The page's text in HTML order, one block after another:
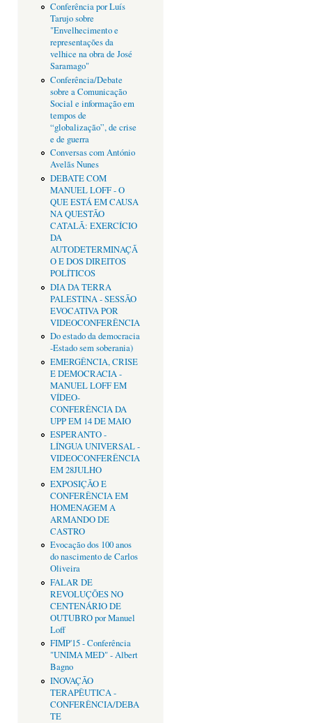
Conferência por Luís
Tarujo sobre
"Envelhecimento e
representações da
velhice na obra de José
Saramago"
Conferência/Debate
sobre a Comunicação
Social e informação em
tempos de
“globalização”, de crise
e de guerra
Conversas com António
Avelãs Nunes
DEBATE COM
MANUEL LOFF - O
QUE ESTÁ EM CAUSA
NA QUESTÃO
CATALÃ: EXERCÍCIO
DA
AUTODETERMINAÇÃ
O E DOS DIREITOS
POLÍTICOS
DIA DA TERRA
PALESTINA - SESSÃO
EVOCATIVA POR
VIDEOCONFERÊNCIA
Do estado da democracia
-Estado sem soberania)
EMERGÊNCIA, CRISE
E DEMOCRACIA -
MANUEL LOFF EM
VÍDEO-
CONFERÊNCIA DA
UPP EM 14 DE MAIO
ESPERANTO -
LÍNGUA UNIVERSAL -
VIDEOCONFERÊNCIA
EM 28JULHO
EXPOSIÇÃO E
CONFERÊNCIA EM
HOMENAGEM A
ARMANDO DE
CASTRO
Evocação dos 100 anos
do nascimento de Carlos
Oliveira
FALAR DE
REVOLUÇÕES NO
CENTENÁRIO DE
OUTUBRO por Manuel
Loff
FIMP'15 - Conferência
"UNIMA MED" - Albert
Bagno
INOVAÇÃO
TERAPÊUTICA -
CONFERÊNCIA/DEBA
TE